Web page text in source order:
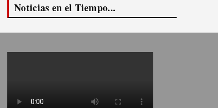
Noticias en el Tiempo...